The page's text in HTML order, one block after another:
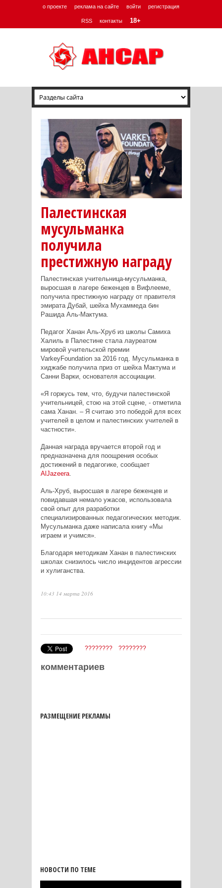
о проекте реклама на сайте войти регистрация
RSS контакты 18+
Палестинская
мусульманка
получила
престижную награду
Палестинская учительница-мусульманка,
выросшая в лагере беженцев в Вифлееме,
получила престижную награду от правителя
эмирата Дубай, шейха Мухаммеда бин
Рашида Аль-Мактума.
Педагог Ханан Аль-Хруб из школы Самиха
Халиль в Палестине стала лауреатом
мировой учительской премии
VarkeyFoundationза 2016 год. Мусульманка в
хиджабе получила приз от шейха Мактума и
Санни Варки, основателя ассоциации.
«Я горжусь тем, что, будучи палестинской
учительницей, стою на этой сцене, - отметила
сама Ханан. – Я считаю это победой для всех
учителей в целом и палестинских учителей в
частности».
Данная награда вручается второй год и
предназначена для поощрения особых
достижений в педагогике, сообщает
Al Jazeera.
Аль-Хруб, выросшая в лагере беженцев и
повидавшая немало ужасов, использовала
свой опыт для разработки
специализированных педагогических методик.
Мусульманка даже написала книгу «Мы
играем и учимся».
Благодаря методикам Ханан в палестинских
школах снизилось число инцидентов агрессии
и хулиганства.
10:43 14 марта 2016
???????? ????????
комментариев
РАЗМЕЩЕНИЕ РЕКЛАМЫ
НОВОСТИ ПО ТЕМЕ